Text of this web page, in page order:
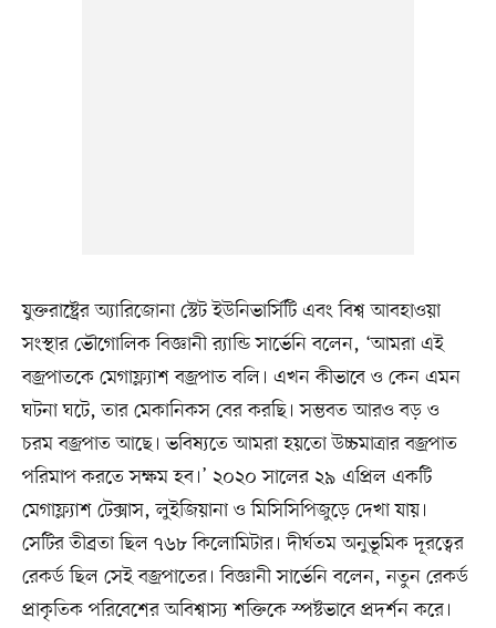
যুক্তরাষ্ট্রের অ্যারিজোনা স্টেট ইউনিভার্সিটি এবং বিশ্ব আবহাওয়া
সংস্থার ভৌগোলিক বিজ্ঞানী র‍্যান্ডি সার্ভেনি বলেন, ‘আমরা এই
বজ্রপাতকে মেগাফ্ল্যাশ বজ্রপাত বলি। এখন কীভাবে ও কেন এমন
ঘটনা ঘটে, তার মেকানিকস বের করছি। সম্ভবত আরও বড় ও
চরম বজ্রপাত আছে। ভবিষ্যতে আমরা হয়তো উচ্চমাত্রার বজ্রপাত
পরিমাপ করতে সক্ষম হব।’ ২০২০ সালের ২৯ এপ্রিল একটি
মেগাফ্ল্যাশ টেক্সাস, লুইজিয়ানা ও মিসিসিপিজুড়ে দেখা যায়।
সেটির তীব্রতা ছিল ৭৬৮ কিলোমিটার। দীর্ঘতম অনুভূমিক দূরত্বের
রেকর্ড ছিল সেই বজ্রপাতের। বিজ্ঞানী সার্ভেনি বলেন, নতুন রেকর্ড
প্রাকৃতিক পরিবেশের অবিশ্বাস্য শক্তিকে স্পষ্টভাবে প্রদর্শন করে।